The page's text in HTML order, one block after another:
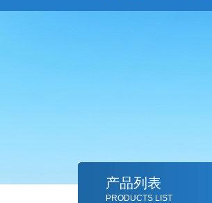
产品列表
PRODUCTS LIST